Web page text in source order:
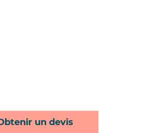
un devis